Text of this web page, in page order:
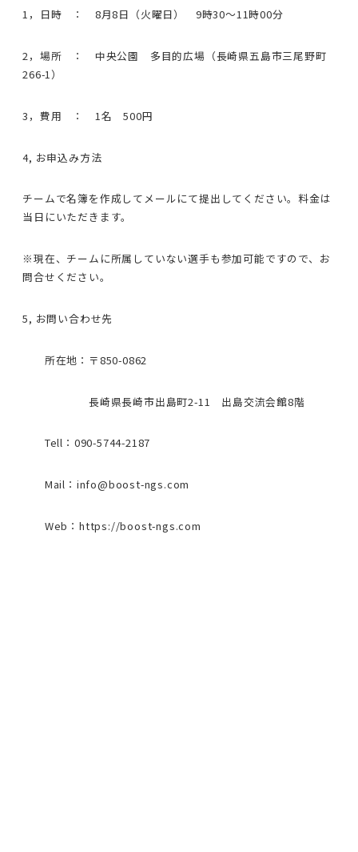
1，日時 ： 8月8日（火曜日） 9時30～11時00分
2，場所 ： 中央公園 多目的広場（長崎県五島市三尾野町
266-1）
3，費用 ： 1名 500円
4, お申込み方法
チームで名簿を作成してメールにて提出してください。料金は
当日にいただきます。
※現在、チームに所属していない選手も参加可能ですので、お
問合せください。
5, お問い合わせ先
所在地：〒850-0862
長崎県長崎市出島町2-11 出島交流会館8階
Tell：090-5744-2187
Mail：info@boost-ngs.com
Web：https://boost-ngs.com